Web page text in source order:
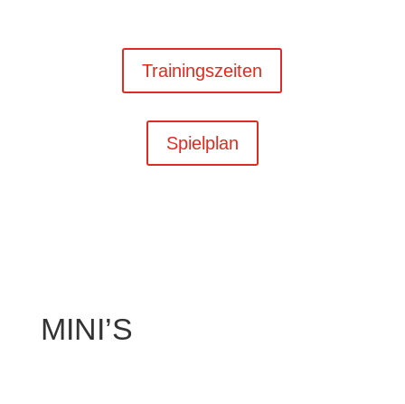
Trainingszeiten
Spielplan
MINI’S